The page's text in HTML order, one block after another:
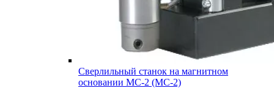
Сверлильный станок на магнитном
основании МС-2 (MC-2)